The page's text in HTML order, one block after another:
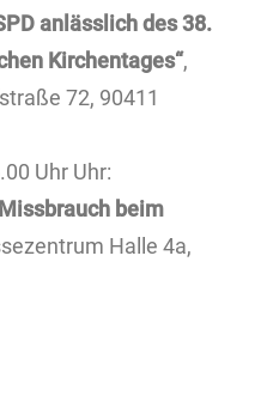
anlässlich des 38.
Kirchentages“,
72, 90411
Uhr Uhr:
beim
Halle 4a,